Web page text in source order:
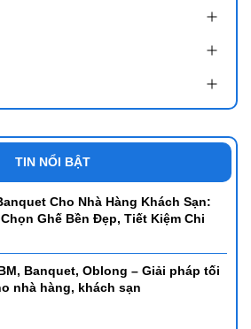
TIN NỔI BẬT
Cho Nhà Hàng Khách Sạn:
Ghế Bền Đẹp, Tiết Kiệm Chi
Banquet, Oblong – Giải pháp tối
nhà hàng, khách sạn